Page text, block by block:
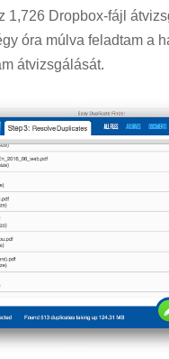
1,726 Dropbox-fájl
óra múlva feladtam a
átvizsgálását.